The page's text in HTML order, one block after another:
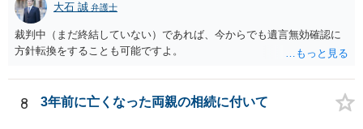
大石 誠 弁護士
裁判中（まだ終結していない）であれば、今からでも遺言無効確認に
方針転換をすることも可能ですよ。
8 3年前に亡くなった両親の相続に付いて